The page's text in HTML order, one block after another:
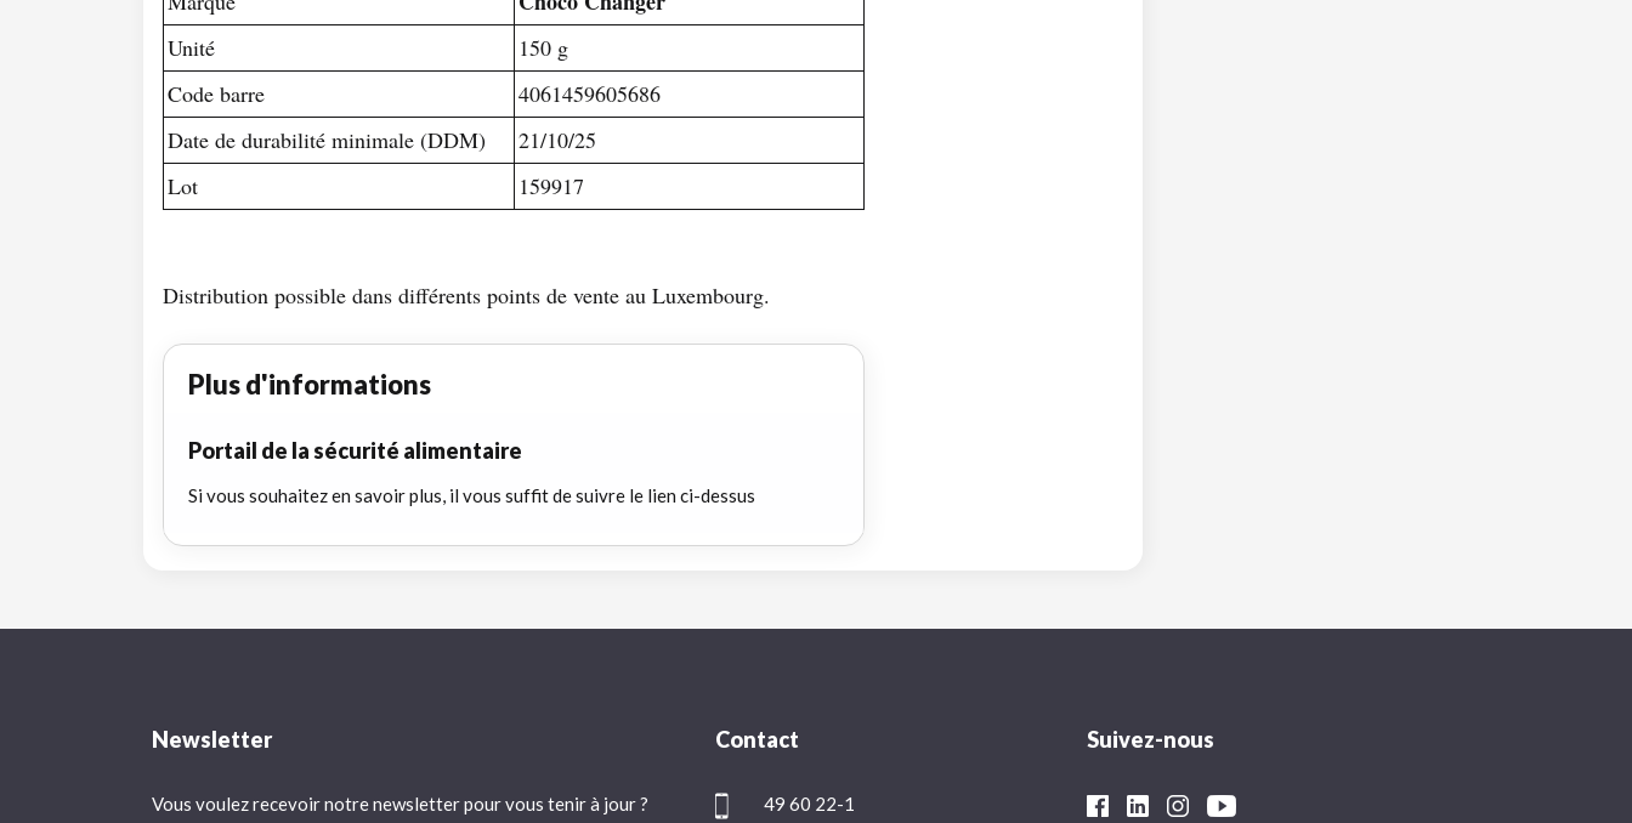
Unité
150 g
Code barre
4061459605686
Date de durabilité minimale (DDM)
21/10/25
Lot
159917
Distribution possible dans différents points de vente au Luxembourg.
Plus d'informations
Portail de la sécurité alimentaire
Si vous souhaitez en savoir plus, il vous suffit de suivre le lien ci-dessus
Newsletter
Vous voulez recevoir notre newsletter pour vous tenir à jour ?
Contact
49 60 22-1
Suivez-nous